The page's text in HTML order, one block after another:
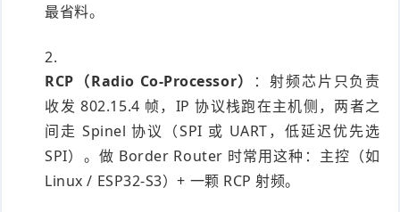
最省料。
RCP（Radio Co-Processor）
：射频芯片只负责
收发 802.15.4 帧，IP 协议栈跑在主机侧，两者之
间走 Spinel 协议（SPI 或 UART，低延迟优先选
SPI）。做 Border Router 时常用这种：主控（如
Linux / ESP32-S3）+ 一颗 RCP 射频。